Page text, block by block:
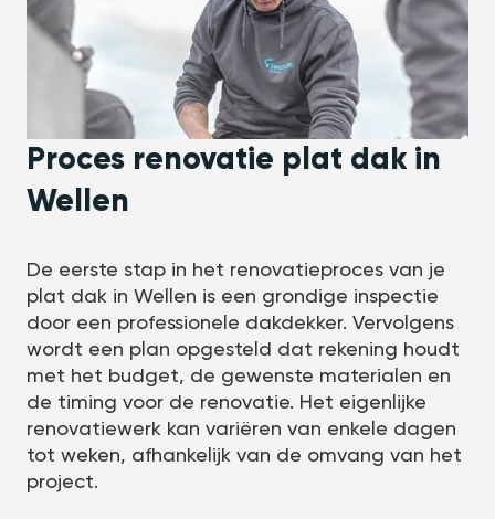
Proces renovatie plat dak in
Wellen
De eerste stap in het renovatieproces van je
plat dak in Wellen is een grondige inspectie
door een professionele dakdekker. Vervolgens
wordt een plan opgesteld dat rekening houdt
met het budget, de gewenste materialen en
de timing voor de renovatie. Het eigenlijke
renovatiewerk kan variëren van enkele dagen
tot weken, afhankelijk van de omvang van het
project.